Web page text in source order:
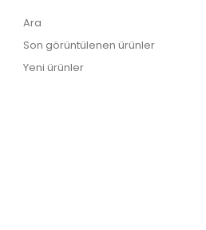
Ara
Son görüntülenen ürünler
Yeni ürünler